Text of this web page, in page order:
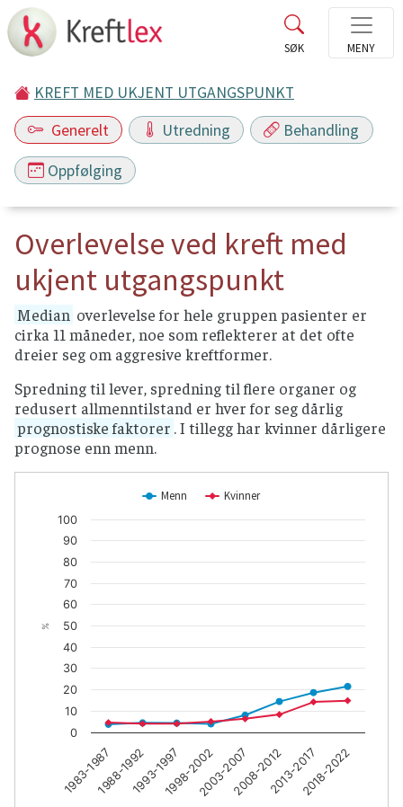
KREFT MED UKJENT UTGANGSPUNKT
Generelt
Utredning Behandling
Oppfølging
Overlevelse ved kreft med
ukjent utgangspunkt
Median overlevelse for hele gruppen pasienter er
cirka 11 måneder, noe som reflekterer at det ofte
dreier seg om aggresive kreftformer.
Spredning til lever, spredning til flere organer og
redusert allmenntilstand er hver for seg dårlig
prognostiske faktorer . I tillegg har kvinner dårligere
prognose enn menn.
%
Menn Kvinner
1983-19871988-19921993-19971998-20022003-20072008-20122013-20172018-2022
0
10
20
30
40
50
60
70
80
90
100